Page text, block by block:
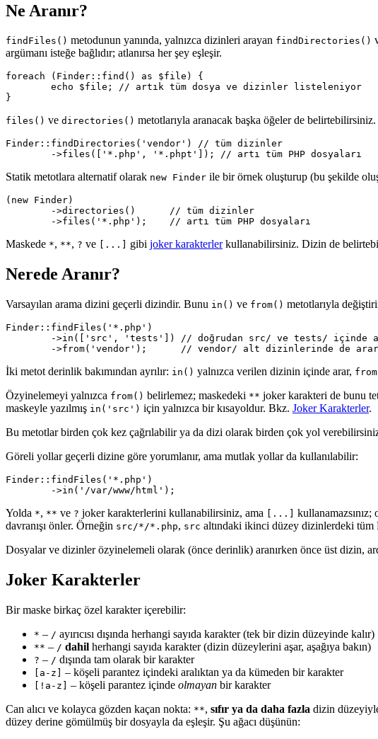
Ne Aranır?
findFiles() metodunun yanında, yalnızca dizinleri arayan findDirectories()
argümanı isteğe bağlıdır; atlanırsa her şey eşleşir.
foreach (Finder::find() as $file) {
files() ve directories() metotlarıyla aranacak başka öğeler de
Finder::findDirectories('vendor') // tüm dizinler
Statik metotlara alternatif olarak new Finder ile bir örnek oluşturup (bu şekilde
(new Finder)
Maskede *, **, ? ve [...] gibi joker karakterlerkullanabilirsiniz. Dizin de
Nerede Aranır?
Varsayılan arama dizini geçerli dizindir. Bunu in() ve from() metotlarıyla
Finder::findFiles('*.php')
İki metot derinlik bakımından ayrılır: in() yalnızca verilen dizinin içinde arar,
Özyinelemeyi yalnızca from() belirlemez; maskedeki ** joker karakteri de bunu
maskeyle yazılmış in('src') için yalnızca bir kısayoldur. Bkz. Joker Karakterler.
Bu metotlar birden çok kez çağrılabilir ya da dizi olarak birden çok yol
Göreli yollar geçerli dizine göre yorumlanır, ama mutlak yollar da kullanılabilir:
Finder::findFiles('*.php')
Yolda *, ** ve ? joker karakterlerini kullanabilirsiniz, ama [...]
davranışı önler. Örneğin src/*/*.php, src altındaki ikinci düzey dizinlerdeki tüm
Dosyalar ve dizinler özyinelemeli olarak (önce derinlik) aranırken önce üst dizin,
Joker Karakterler
Bir maske birkaç özel karakter içerebilir:
* – / ayırıcısı dışında herhangi sayıda karakter (tek bir dizin düzeyinde kalır)
** – / dahil herhangi sayıda karakter (dizin düzeylerini aşar, aşağıya bakın)
? – / dışında tam olarak bir karakter
[a-z] – köşeli parantez içindeki aralıktan ya da kümeden bir karakter
[!a-z] – köşeli parantez içinde olmayan bir karakter
Can alıcı ve kolayca gözden kaçan nokta: **, sıfır ya da daha fazla dizin
düzey derine gömülmüş bir dosyayla da eşleşir. Şu ağacı düşünün: